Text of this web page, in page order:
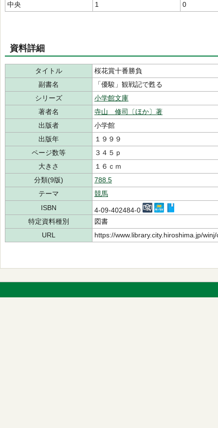
中央
1 0
資料詳細
タイトル
桜花賞十番勝負
副書名
「優駿」観戦記で甦る
シリーズ
小学館文庫
著者名
寺山 修司〔ほか〕著
出版者
小学館
出版年
１９９９
ページ数等
３４５ｐ
大きさ
１６ｃｍ
分類(9版)
788.5
テーマ
競馬
ISBN
4-09-402484-0
特定資料種別
図書
URL
https://www.library.city.hiroshima.jp/